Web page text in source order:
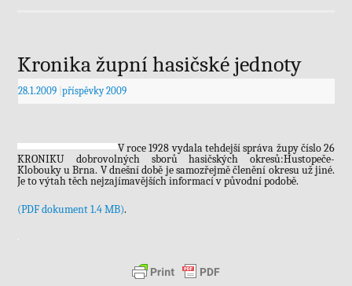
Kronika župní hasičské jednoty
28.1.2009 příspěvky 2009
V roce 1928 vydala tehdejší správa župy číslo 26
KRONIKU dobrovolných sborů hasičských okresů:Hustopeče-
Klobouky u Brna. V dnešní době je samozřejmě členění okresu už jiné.
Je to výtah těch nejzajímavějších informací v původní podobě.
(PDF dokument 1.4 MB).
.